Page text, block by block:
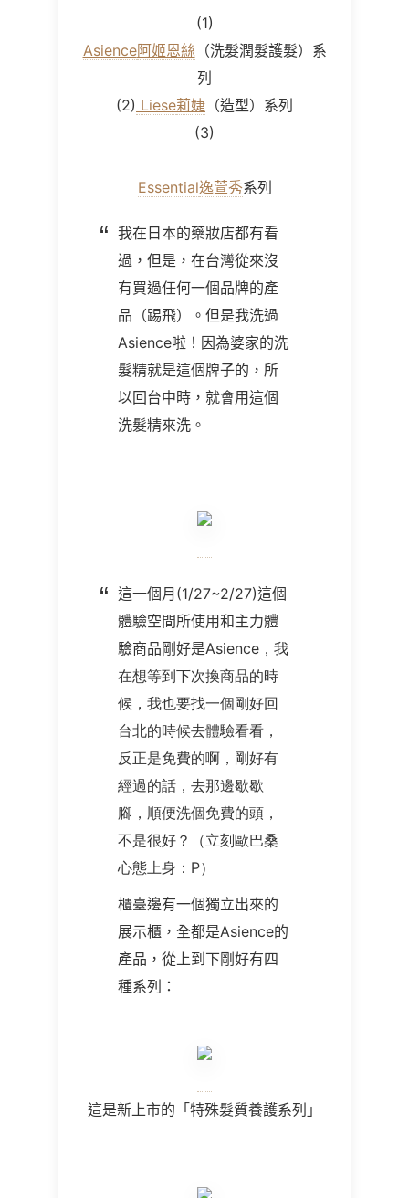
(1)
Asience阿姬恩絲（洗髮潤髮護髮）系
列
(2) Liese莉婕 （造型）系列
(3)
Essential逸萱秀系列
我在日本的藥妝店都有看
過，但是，在台灣從來沒
有買過任何一個品牌的產
品（踢飛）。但是我洗過
Asience啦！因為婆家的洗
髮精就是這個牌子的，所
以回台中時，就會用這個
洗髮精來洗。
這一個月 (1/27~2/27)這個
體驗空間所使用和主力體
驗商品剛好是Asience，我
在想等到下次換商品的時
候，我也要找一個剛好回
台北的時候去體驗看看，
反正是免費的啊，剛好有
經過的話，去那邊歇歇
腳，順便洗個免費的頭，
不是很好？（立刻歐巴桑
心態上身：P）
櫃臺邊有一個獨立出來的
展示櫃，全都是Asience的
產品，從上到下剛好有四
種系列：
這是新上市的「特殊髮質養護系列」